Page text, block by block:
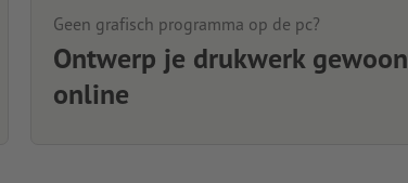
Geen grafisch programma op de pc?
Ontwerp je drukwerk gewoon
online